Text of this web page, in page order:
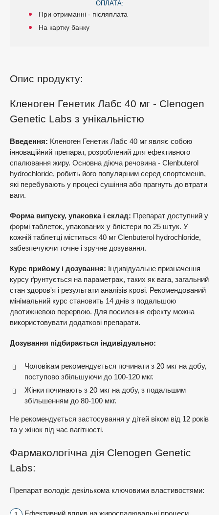
ОПЛАТА:
При отриманні - післяплата
На картку банку
Опис продукту:
Кленоген Генетик Лабс 40 мг - Clenogen
Genetic Labs з унікальністю
Введення: Кленоген Генетик Лабс 40 мг являє собою
інноваційний препарат, розроблений для ефективного
спалювання жиру. Основна діюча речовина - Clenbuterol
hydrochloride, робить його популярним серед спортсменів,
які перебувають у процесі сушіння або прагнуть до втрати
ваги.
Форма випуску, упаковка і склад: Препарат доступний у
формі таблеток, упакованих у блістери по 25 штук. У
кожній таблетці міститься 40 мг Clenbuterol hydrochloride,
забезпечуючи точне і зручне дозування.
Курс прийому і дозування: Індивідуальне призначення
курсу ґрунтується на параметрах, таких як вага, загальний
стан здоров'я і результати аналізів крові. Рекомендований
мінімальний курс становить 14 днів з подальшою
двотижневою перервою. Для посилення ефекту можна
використовувати додаткові препарати.
Дозування підбирається індивідуально:
Чоловікам рекомендується починати з 20 мкг на добу,
поступово збільшуючи до 100-120 мкг.
Жінки починають з 20 мкг на добу, з подальшим
збільшенням до 80-100 мкг.
Не рекомендується застосування у дітей віком від 12 років
та у жінок під час вагітності.
Фармакологічна дія Clenogen Genetic
Labs:
Препарат володіє декількома ключовими властивостями:
Ефективний вплив на жироспалювальні процеси.